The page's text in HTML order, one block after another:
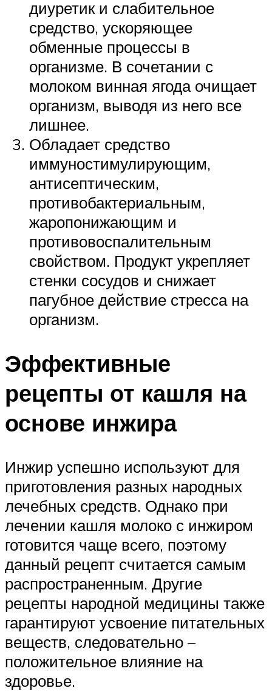
диуретик и слабительное
средство, ускоряющее
обменные процессы в
организме. В сочетании с
молоком винная ягода очищает
организм, выводя из него все
лишнее.
Обладает средство
иммуностимулирующим,
антисептическим,
противобактериальным,
жаропонижающим и
противовоспалительным
свойством. Продукт укрепляет
стенки сосудов и снижает
пагубное действие стресса на
организм.
Эффективные
рецепты от кашля на
основе инжира
Инжир успешно используют для
приготовления разных народных
лечебных средств. Однако при
лечении кашля молоко с инжиром
готовится чаще всего, поэтому
данный рецепт считается самым
распространенным. Другие
рецепты народной медицины также
гарантируют усвоение питательных
веществ, следовательно –
положительное влияние на
здоровье.